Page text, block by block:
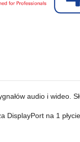
audio i
DisplayPort na 1